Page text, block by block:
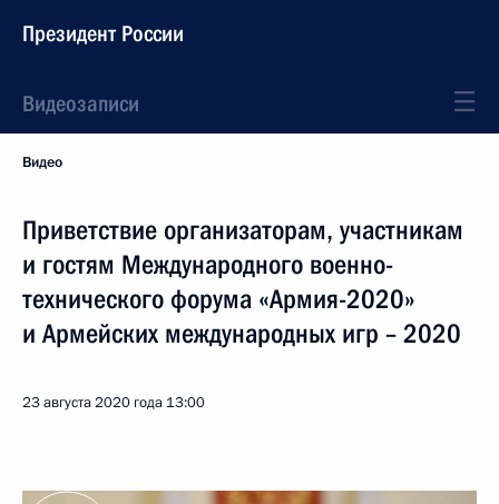
Президент России
Видеозаписи
Видео
Приветствие организаторам, участникам
и гостям Международного военно-
технического форума «Армия-2020»
и Армейских международных игр – 2020
23 августа 2020 года 13:00